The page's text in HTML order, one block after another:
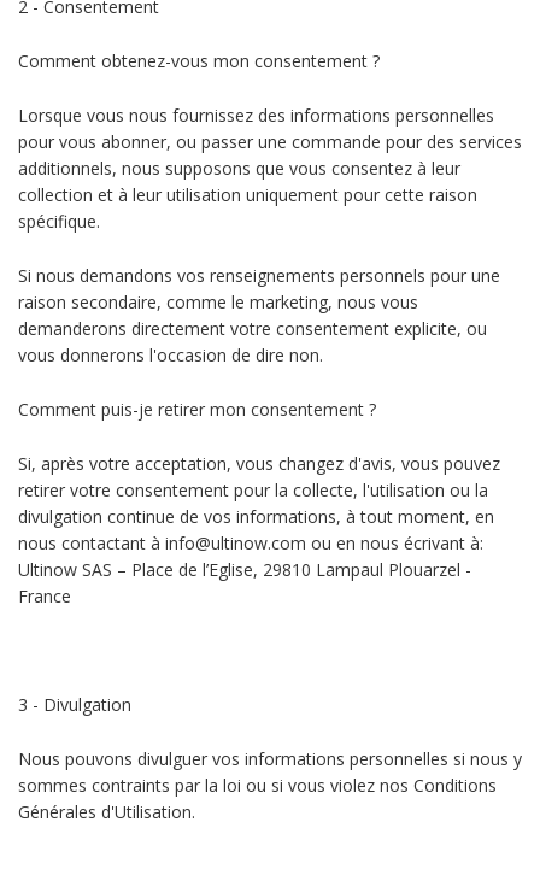
2 - Consentement
Comment obtenez-vous mon consentement ?
Lorsque vous nous fournissez des informations personnelles
pour vous abonner, ou passer une commande pour des services
additionnels, nous supposons que vous consentez à leur
collection et à leur utilisation uniquement pour cette raison
spécifique.
Si nous demandons vos renseignements personnels pour une
raison secondaire, comme le marketing, nous vous
demanderons directement votre consentement explicite, ou
vous donnerons l'occasion de dire non.
Comment puis-je retirer mon consentement ?
Si, après votre acceptation, vous changez d'avis, vous pouvez
retirer votre consentement pour la collecte, l'utilisation ou la
divulgation continue de vos informations, à tout moment, en
nous contactant à info@ultinow.com ou en nous écrivant à:
Ultinow SAS – Place de l’Eglise, 29810 Lampaul Plouarzel -
France
3 - Divulgation
Nous pouvons divulguer vos informations personnelles si nous y
sommes contraints par la loi ou si vous violez nos Conditions
Générales d'Utilisation.